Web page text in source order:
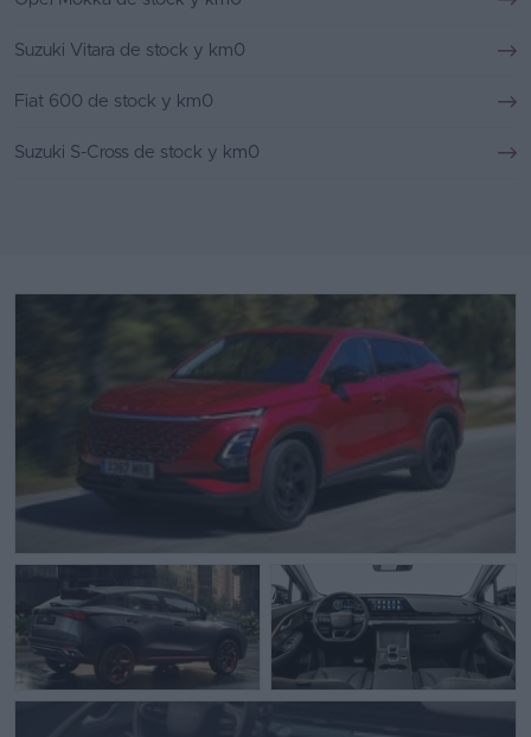
Suzuki Vitara de stock y km0
Fiat 600 de stock y km0
Suzuki S-Cross de stock y km0